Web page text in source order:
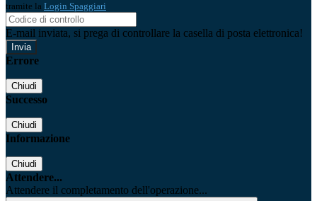
tramite la Login Spaggiari
E-mail inviata, si prega di controllare la casella di posta elettronica!
Errore
Chiudi
Successo
Chiudi
Informazione
Chiudi
Attendere...
Attendere il completamento dell'operazione...